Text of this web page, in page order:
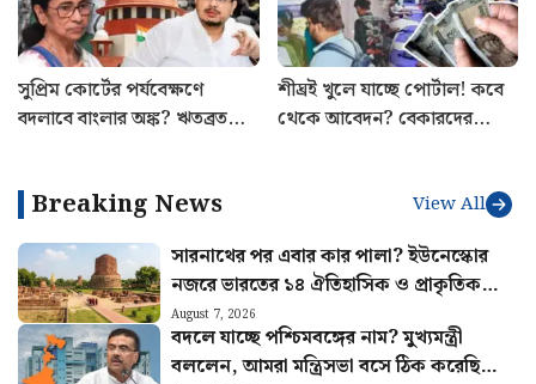
সুপ্রিম কোর্টের পর্যবেক্ষণে
বদলাবে বাংলার অঙ্ক? ঋতব্রতদের
শীঘ্রই খুলে যাচ্ছে পোর্টাল! কবে
থেকে আবেদন? বেকারদের
Breaking News View All
সারনাথের পর এবার কার পালা? ইউনেস্কোর
নজরে ভারতের ১৪ ঐতিহাসিক ও প্রাকৃতিক
সম্পদ
August 7, 2026
বদলে যাচ্ছে পশ্চিমবঙ্গের নাম? মুখ্যমন্ত্রী
বললেন, আমরা মন্ত্রিসভা বসে ঠিক করেছি…